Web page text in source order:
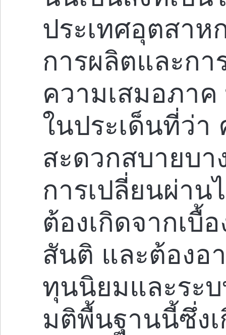
ประเทศอุตสาห
การผลิตและกา
ความเสมอภาค
ในประเด็นที่ว่า
สะดวกสบายบา
การเปลี่ยนผ่าน
ต้องเกิดจากเบื้
สันติ และต้องอ
ทุนนิยมและระ
มติพื้นฐานนี้ซึ่ง